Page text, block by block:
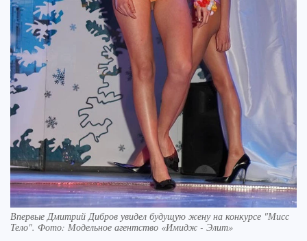
Впервые Дмитрий Дибров увидел будущую жену на конкурсе "Мисс
Тело". Фото: Модельное агентство «Имидж - Элит»